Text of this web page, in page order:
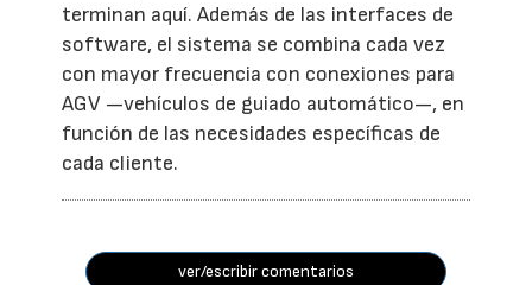
terminan aquí. Además de las interfaces de
software, el sistema se combina cada vez
con mayor frecuencia con conexiones para
AGV —vehículos de guiado automático—, en
función de las necesidades específicas de
cada cliente.
ver/escribir comentarios